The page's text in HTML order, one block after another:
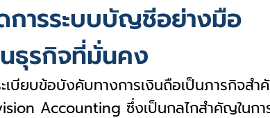
การระบบบัญชีอย่างมือ
ธุรกิจที่มั่นคง
บียบข้อบังคับทางการเงินถือเป็นภารกิจสำ
Accounting ซึ่งเป็นกลไกสำคัญในกา